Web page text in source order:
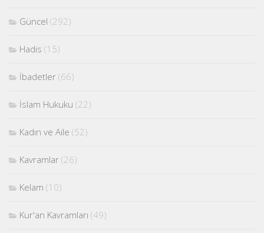
Güncel (292)
Hadis (15)
İbadetler (66)
İslam Hukuku (22)
Kadın ve Aile (52)
Kavramlar (26)
Kelam (10)
Kur'an Kavramları (49)